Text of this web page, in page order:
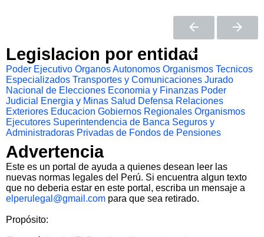
Legislacion por entidad
Poder Ejecutivo Organos Autonomos Organismos Tecnicos
Especializados Transportes y Comunicaciones Jurado
Nacional de Elecciones Economia y Finanzas Poder
Judicial
Energia y Minas Salud Defensa Relaciones
Exteriores Educacion Gobiernos Regionales Organismos
Ejecutores Superintendencia de Banca Seguros y
Administradoras Privadas de Fondos de Pensiones
Advertencia
Este es un portal de ayuda a quienes desean leer las
nuevas normas legales del Perú. Si encuentra algun texto
que no deberia estar en este portal, escriba un mensaje a
elperulegal@gmail.com para que sea retirado.
Propósito: